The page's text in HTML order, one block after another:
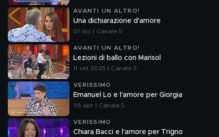
AVANTI UN ALTRO!
Una dichiarazione d'amore
01 dic | Canale 5
AVANTI UN ALTRO!
Lezioni di ballo con Marisol
11 set 2025 | Canale 5
VERISSIMO
Emanuel Lo e l'amore per Giorgia
05 apr | Canale 5
VERISSIMO
Chiara Bacci e l'amore per Trigno